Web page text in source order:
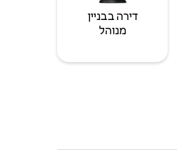
דירה בבניין
מנוהל